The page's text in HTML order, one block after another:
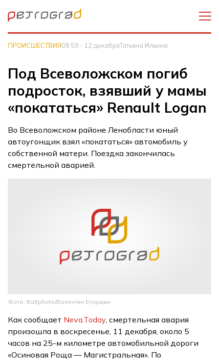
ПРОИСШЕСТВИЯ08:59 - 12 декабряТатьяна Ильина
Под Всеволожском погиб
подросток, взявший у мамы
«покататься» Renault Logan
Во Всеволожском районе Ленобласти юный
автоугонщик взял «покататься» автомобиль у
собственной матери. Поездка закончилась
смертельной аварией.
Фото: Baltphoto/Валентин Егоршин
Как сообщает Neva.Today , смертельная авария
произошла в воскресенье, 11 декабря, около 5
часов на 25-м километре автомобильной дороги
«Осиновая Роща — Магистральная». По